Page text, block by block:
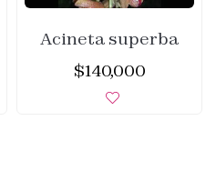
Acineta superba
$140,000